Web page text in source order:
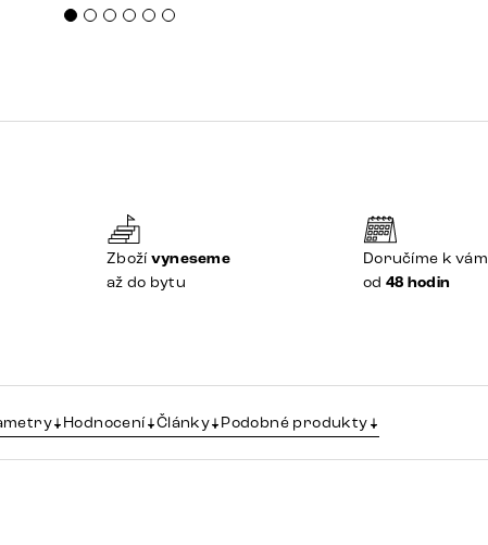
Zbožívyneseme
až do bytu
Doručíme k vám
od 48 hodin
Hodnocení Články Podobné produkty